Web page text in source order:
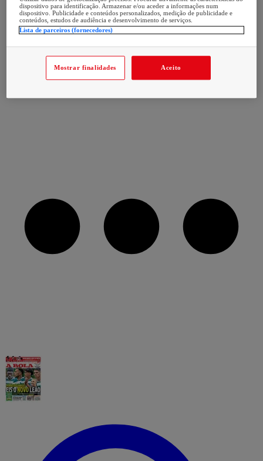
dispositivo para identificação. Armazenar e/ou aceder a informações num
dispositivo. Publicidade e conteúdos personalizados, medição de publicidade e
conteúdos, estudos de audiência e desenvolvimento de serviços.
Lista de parceiros (fornecedores)
Mostrar finalidades Aceito